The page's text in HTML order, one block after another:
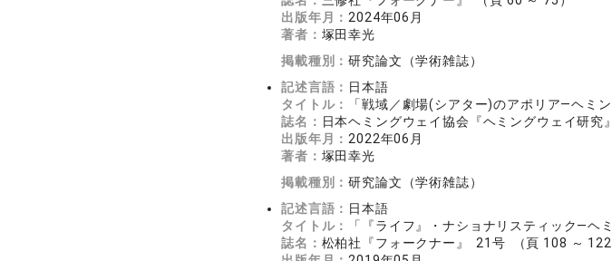
出版年月： 2024年06月
著者： 塚田幸光
掲載種別：研究論文（学術雑誌）
記述言語： 日本語
タイトル：
「戦域／劇場(シアター)のアポリア—ヘミ
誌名： 日本ヘミングウェイ協会『ヘミングウェイ研究
出版年月： 2022年06月
著者： 塚田幸光
掲載種別：研究論文（学術雑誌）
記述言語： 日本語
タイトル：
「『ライフ』・ナショナリスティック—ヘ
誌名： 松柏社『フォークナー』 21号 （頁 108 ～ 122